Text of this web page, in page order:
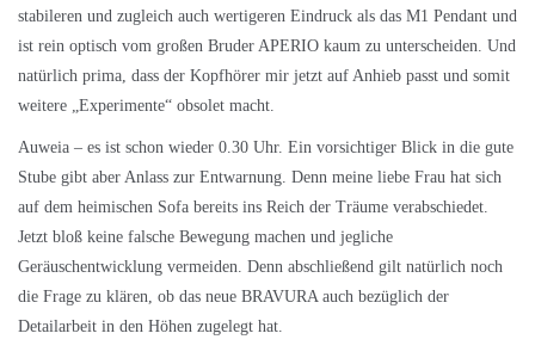
stabileren und zugleich auch wertigeren Eindruck als das M1 Pendant und
ist rein optisch vom großen Bruder APERIO kaum zu unterscheiden. Und
natürlich prima, dass der Kopfhörer mir jetzt auf Anhieb passt und somit
weitere „Experimente“ obsolet macht.
Auweia – es ist schon wieder 0.30 Uhr. Ein vorsichtiger Blick in die gute
Stube gibt aber Anlass zur Entwarnung. Denn meine liebe Frau hat sich
auf dem heimischen Sofa bereits ins Reich der Träume verabschiedet.
Jetzt bloß keine falsche Bewegung machen und jegliche
Geräuschentwicklung vermeiden. Denn abschließend gilt natürlich noch
die Frage zu klären, ob das neue BRAVURA auch bezüglich der
Detailarbeit in den Höhen zugelegt hat.